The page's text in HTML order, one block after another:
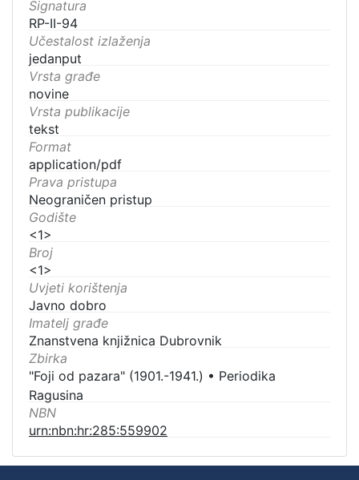
Signatura
RP-II-94
Učestalost izlaženja
jedanput
Vrsta građe
novine
Vrsta publikacije
tekst
Format
application/pdf
Prava pristupa
Neograničen pristup
Godište
<1>
Broj
<1>
Uvjeti korištenja
Javno dobro
Imatelj građe
Znanstvena knjižnica Dubrovnik
Zbirka
"Foji od pazara" (1901.-1941.) • Periodika
Ragusina
NBN
urn:nbn:hr:285:559902